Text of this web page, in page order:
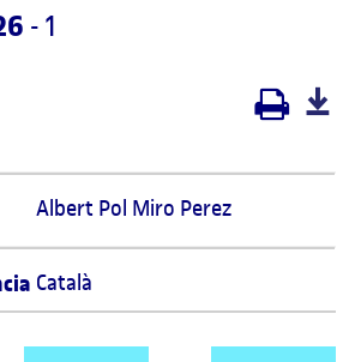
- 1
Albert Pol Miro Perez
Català